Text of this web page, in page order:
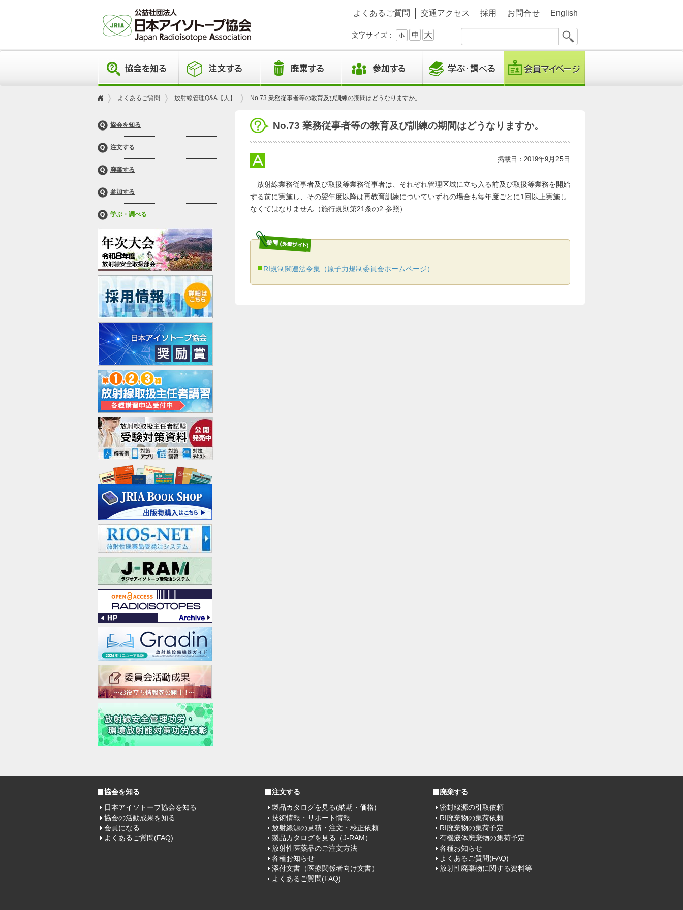
よくあるご質問 交通アクセス 採用 お問合せ English
文字サイズ：
よくあるご質問 放射線管理Q&A【人】 No.73 業務従事者等の教育及び訓練の期間はどうなりますか。
No.73 業務従事者等の教育及び訓練の期間はどうなりますか。
掲載日：2019年9 月25 日
放射線業務従事者及び取扱等業務従事者は、それぞれ管理区域に立ち入る前及び取扱等業務を開始
する前に実施し、その翌年度以降は再教育訓練についていずれの場合も毎年度ごとに1回以上実施し
なくてはなりません（施行規則第21条の2 参照）
RI規制関連法令集（原子力規制委員会ホームページ）
協会を知る
注文する
廃棄する
参加する
学ぶ・調べる
協会を知る
日本アイソトープ協会を知る
協会の活動成果を知る
会員になる
よくあるご質問(FAQ)
注文する
製品カタログを見る(納期・価格)
技術情報・サポート情報
放射線源の見積・注文・校正依頼
製品カタログを見る（J-RAM）
放射性医薬品のご注文方法
各種お知らせ
添付文書（医療関係者向け文書）
よくあるご質問(FAQ)
廃棄する
密封線源の引取依頼
RI廃棄物の集荷依頼
RI廃棄物の集荷予定
有機液体廃棄物の集荷予定
各種お知らせ
よくあるご質問(FAQ)
放射性廃棄物に関する資料等